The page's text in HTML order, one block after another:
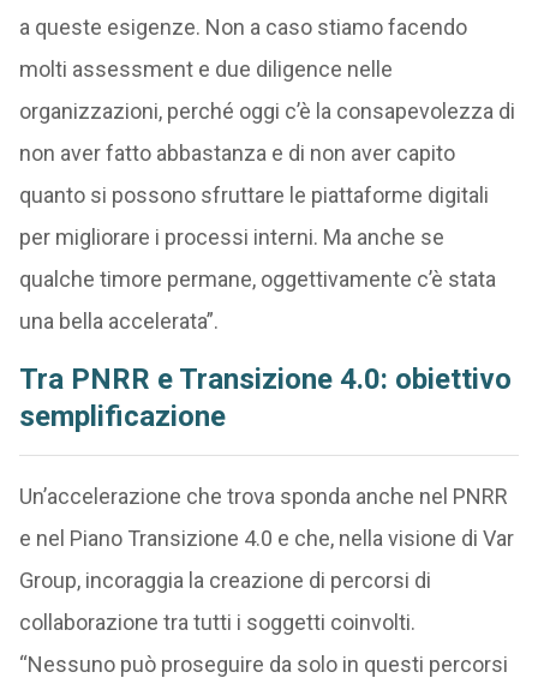
a queste esigenze. Non a caso stiamo facendo
molti assessment e due diligence nelle
organizzazioni, perché oggi c’è la consapevolezza di
non aver fatto abbastanza e di non aver capito
quanto si possono sfruttare le piattaforme digitali
per migliorare i processi interni. Ma anche se
qualche timore permane, oggettivamente c’è stata
una bella accelerata”.
Tra PNRR e Transizione 4.0: obiettivo
semplificazione
Un’accelerazione che trova sponda anche nel PNRR
e nel Piano Transizione 4.0 e che, nella visione di Var
Group, incoraggia la creazione di percorsi di
collaborazione tra tutti i soggetti coinvolti.
“Nessuno può proseguire da solo in questi percorsi